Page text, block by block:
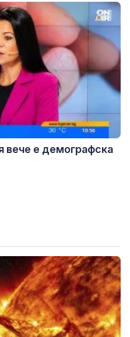
вече е демографска